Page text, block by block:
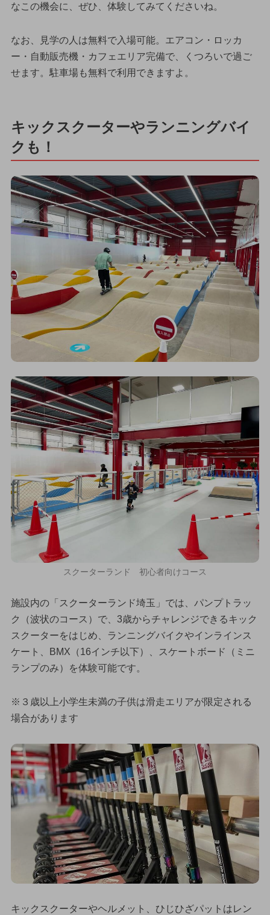
なこの機会に、ぜひ、体験してみてくださいね。
なお、見学の人は無料で入場可能。エアコン・ロッカ
ー・自動販売機・カフェエリア完備で、くつろいで過ご
せます。駐車場も無料で利用できますよ。
キックスクーターやランニングバイ
クも！
スクーターランド 初心者向けコース
施設内の「スクーターランド埼玉」では、パンプトラッ
ク（波状のコース）で、3歳からチャレンジできるキック
スクーターをはじめ、ランニングバイクやインラインス
ケート、BMX（16インチ以下）、スケートボード（ミニ
ランプのみ）を体験可能です。
※３歳以上小学生未満の子供は滑走エリアが限定される
場合があります
キックスクーターやヘルメット、ひじひざパットはレン